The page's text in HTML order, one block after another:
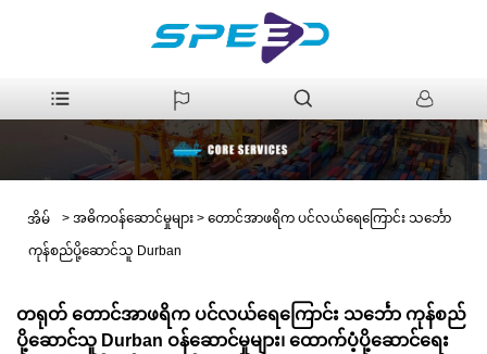
အိမ် > အဓိကဝန်ဆောင်မှုများ > တောင်အာဖရိက ပင်လယ်ရေကြောင်း သင်္ဘော
ကုန်စည်ပို့ဆောင်သူ Durban
တရုတ် တောင်အာဖရိက ပင်လယ်ရေကြောင်း သင်္ဘော ကုန်စည်
ပို့ဆောင်သူ Durban ဝန်ဆောင်မှုများ၊ ထောက်ပံ့ပို့ဆောင်ရေး